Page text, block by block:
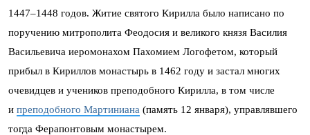
1447–1448 годов. Житие святого Кирилла было написано по
поручению митрополита Феодосия и великого князя Василия
Васильевича иеромонахом Пахомием Логофетом, который
прибыл в Кириллов монастырь в 1462 году и застал многих
очевидцев и учеников преподобного Кирилла, в том числе
и преподобного Мартиниана (память 12 января), управлявшего
тогда Ферапонтовым монастырем.